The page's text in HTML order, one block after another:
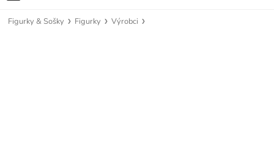
Figurky & Sošky Figurky Výrobci